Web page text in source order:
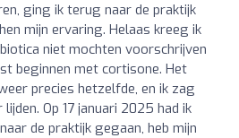
ging ik terug naar de praktijk
mijn ervaring. Helaas kreeg ik
niet mochten voorschrijven
beginnen met cortisone. Het
precies hetzelfde, en ik zag
Op 17 januari 2025 had ik
de praktijk gegaan, heb mijn